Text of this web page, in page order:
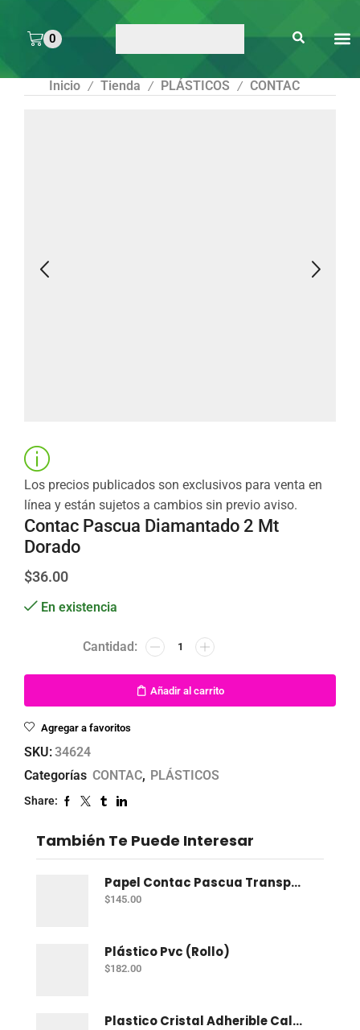
0
Inicio / Tienda / PLÁSTICOS / CONTAC
Los precios publicados son exclusivos para venta en
línea y están sujetos a cambios sin previo aviso.
Contac Pascua Diamantado 2 Mt
Dorado
$36.00
En existencia
Añadir al carrito
Agregar a favoritos
SKU:34624
Categorías CONTAC, PLÁSTICOS
Share:
También Te Puede Interesar
Papel Contac Pascua Transparente 45 Cm X 20 Mt
$145.00
Plástico Pvc (Rollo)
$182.00
Plastico Cristal Adherible Cal. 4 Mt